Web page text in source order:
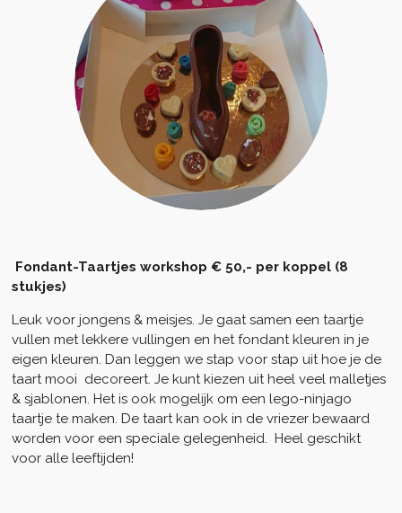
Fondant-Taartjes workshop € 50,- per koppel (8
stukjes)
Leuk voor jongens & meisjes. Je gaat samen een taartje
vullen met lekkere vullingen en het fondant kleuren in je
eigen kleuren. Dan leggen we stap voor stap uit hoe je de
taart mooi decoreert. Je kunt kiezen uit heel veel malletjes
& sjablonen. Het is ook mogelijk om een lego-ninjago
taartje te maken. De taart kan ook in de vriezer bewaard
worden voor een speciale gelegenheid. Heel geschikt
voor alle leeftijden!